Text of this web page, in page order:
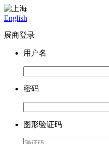
English
展商登录
用户名
密码
图形验证码